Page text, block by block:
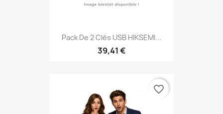
Pack De 2 Clés USB HIKSEMI...
39,41 €
favorite_border